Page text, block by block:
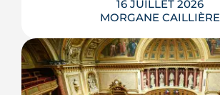
16 JUILLET 2026
MORGANE CAILLIÈRE